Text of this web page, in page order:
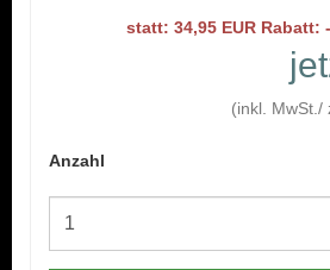
statt: 34,95 EUR Rabatt:
(inkl. MwSt./
Anzahl